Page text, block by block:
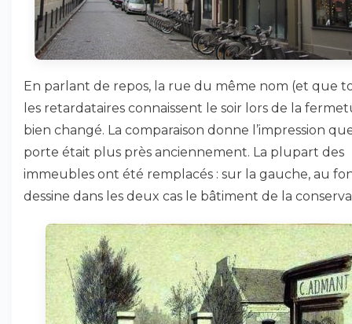
En parlant de repos, la rue du même nom (et que
les retardataires connaissent le soir lors de la
bien changé. La comparaison donne l’impression
porte était plus près anciennement. La plupart des
immeubles ont été remplacés : sur la gauche, au
dessine dans les deux cas le bâtiment de la